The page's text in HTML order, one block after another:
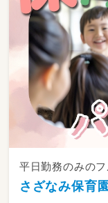
平日勤務のみのフ
さざなみ保育園